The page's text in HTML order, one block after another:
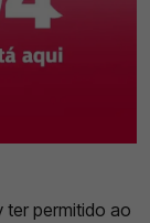
ter permitido ao